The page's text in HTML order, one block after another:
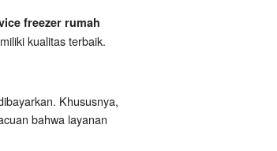
freezer rumah
kualitas terbaik.
Khususnya,
bahwa layanan